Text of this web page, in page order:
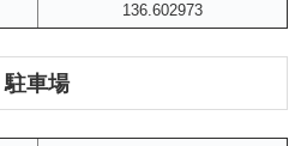
136.602973
駐車場